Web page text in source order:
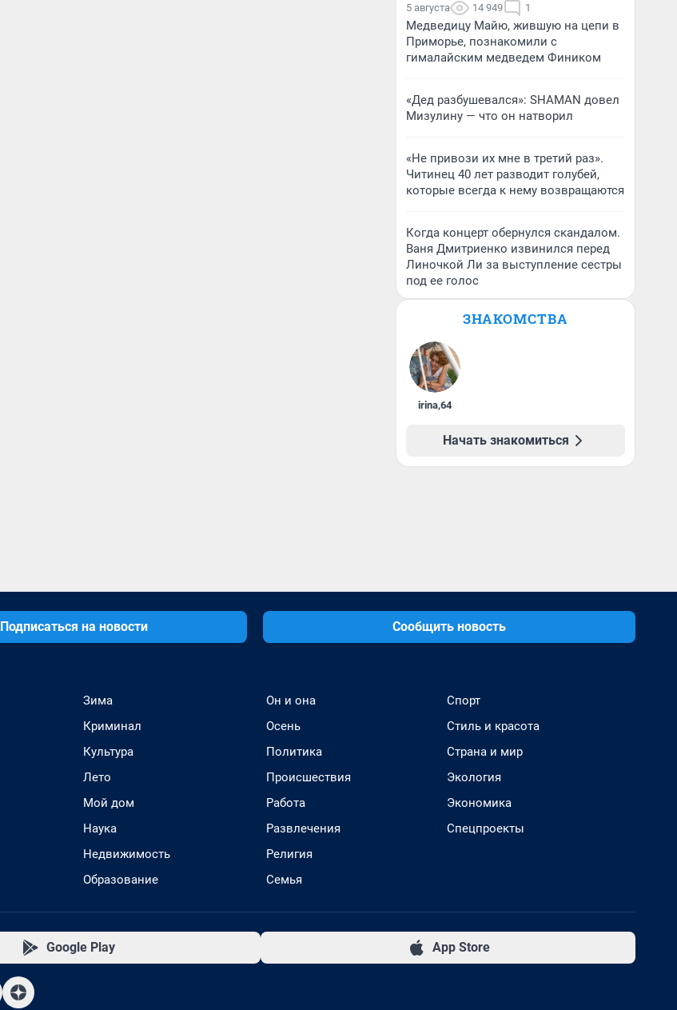
5 августа 14 949 1
Медведицу Майю, жившую на цепи в
Приморье, познакомили с
гималайским медведем Фиником
«Дед разбушевался»: SHAMAN довел
Мизулину — что он натворил
«Не привози их мне в третий раз».
Читинец 40 лет разводит голубей,
которые всегда к нему возвращаются
Когда концерт обернулся скандалом.
Ваня Дмитриенко извинился перед
Линочкой Ли за выступление сестры
под ее голос
ЗНАКОМСТВА
irina,64
Начать знакомиться
Подписаться на новости Сообщить новость
Зима
Криминал
Культура
Лето
Мой дом
Наука
Недвижимость
Образование
Он и она
Осень
Политика
Происшествия
Работа
Развлечения
Религия
Семья
Спорт
Стиль и красота
Страна и мир
Экология
Экономика
Спецпроекты
Google Play App Store